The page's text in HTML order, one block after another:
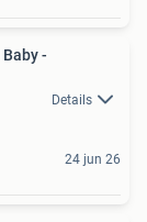
-
Details
24 jun 26